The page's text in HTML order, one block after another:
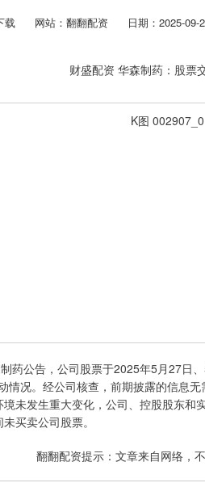
载 网站：翻翻配资 日期：2025-09-
公告，公司股票于2025年5月27日
情况。经公司核查，前期披露的信息
未发生重大变化，公司、控股股东
买卖公司股票。
翻翻配资提示：文章来自网络，
200.89 1.42%